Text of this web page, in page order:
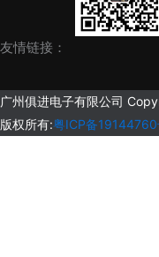
友情链接：
广州俱进电子有限公司
版权所有:粤ICP备19144760